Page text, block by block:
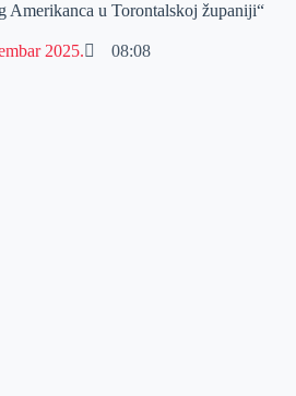
u Torontalskoj županiji“
2025. 08:08